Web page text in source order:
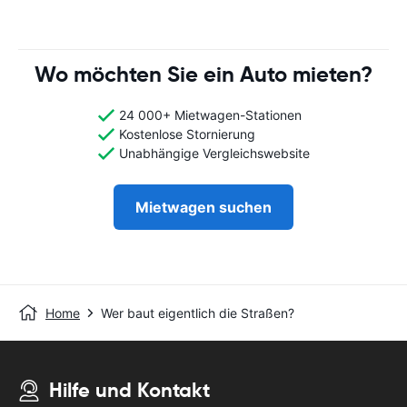
Wo möchten Sie ein Auto mieten?
24 000+ Mietwagen-Stationen
Kostenlose Stornierung
Unabhängige Vergleichswebsite
Mietwagen suchen
Home Wer baut eigentlich die Straßen?
Hilfe und Kontakt